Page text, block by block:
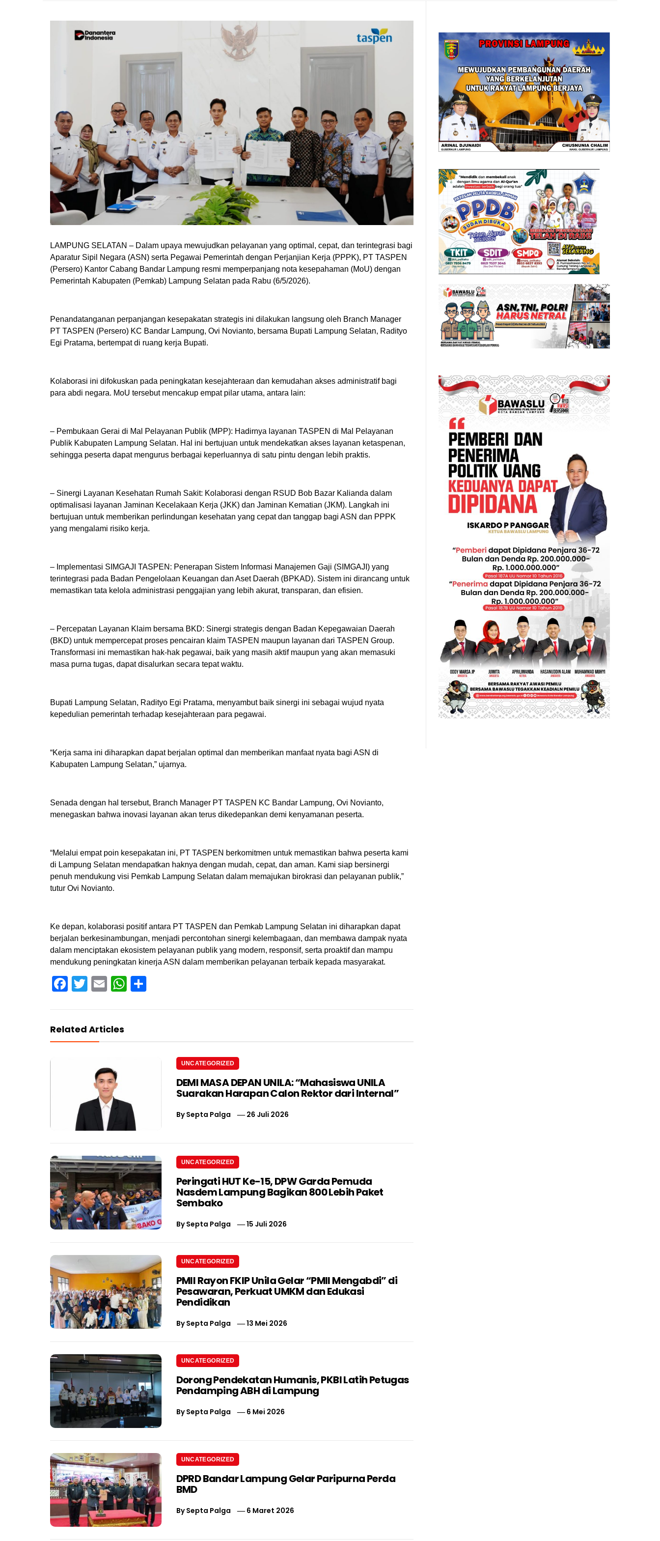
LAMPUNG SELATAN – Dalam upaya mewujudkan pelayanan yang optimal, cepat, dan terintegrasi bagi
Aparatur Sipil Negara (ASN) serta Pegawai Pemerintah dengan Perjanjian Kerja (PPPK), PT TASPEN
(Persero) Kantor Cabang Bandar Lampung resmi memperpanjang nota kesepahaman (MoU) dengan
Pemerintah Kabupaten (Pemkab) Lampung Selatan pada Rabu (6/5/2026).
Penandatanganan perpanjangan kesepakatan strategis ini dilakukan langsung oleh Branch Manager
PT TASPEN (Persero) KC Bandar Lampung, Ovi Novianto, bersama Bupati Lampung Selatan, Radityo
Egi Pratama, bertempat di ruang kerja Bupati.
Kolaborasi ini difokuskan pada peningkatan kesejahteraan dan kemudahan akses administratif bagi
para abdi negara. MoU tersebut mencakup empat pilar utama, antara lain:
– Pembukaan Gerai di Mal Pelayanan Publik (MPP): Hadirnya layanan TASPEN di Mal Pelayanan
Publik Kabupaten Lampung Selatan. Hal ini bertujuan untuk mendekatkan akses layanan ketaspenan,
sehingga peserta dapat mengurus berbagai keperluannya di satu pintu dengan lebih praktis.
– Sinergi Layanan Kesehatan Rumah Sakit: Kolaborasi dengan RSUD Bob Bazar Kalianda dalam
optimalisasi layanan Jaminan Kecelakaan Kerja (JKK) dan Jaminan Kematian (JKM). Langkah ini
bertujuan untuk memberikan perlindungan kesehatan yang cepat dan tanggap bagi ASN dan PPPK
yang mengalami risiko kerja.
– Implementasi SIMGAJI TASPEN: Penerapan Sistem Informasi Manajemen Gaji (SIMGAJI) yang
terintegrasi pada Badan Pengelolaan Keuangan dan Aset Daerah (BPKAD). Sistem ini dirancang untuk
memastikan tata kelola administrasi penggajian yang lebih akurat, transparan, dan efisien.
– Percepatan Layanan Klaim bersama BKD: Sinergi strategis dengan Badan Kepegawaian Daerah
(BKD) untuk mempercepat proses pencairan klaim TASPEN maupun layanan dari TASPEN Group.
Transformasi ini memastikan hak-hak pegawai, baik yang masih aktif maupun yang akan memasuki
masa purna tugas, dapat disalurkan secara tepat waktu.
Bupati Lampung Selatan, Radityo Egi Pratama, menyambut baik sinergi ini sebagai wujud nyata
kepedulian pemerintah terhadap kesejahteraan para pegawai.
“Kerja sama ini diharapkan dapat berjalan optimal dan memberikan manfaat nyata bagi ASN di
Kabupaten Lampung Selatan,” ujarnya.
Senada dengan hal tersebut, Branch Manager PT TASPEN KC Bandar Lampung, Ovi Novianto,
menegaskan bahwa inovasi layanan akan terus dikedepankan demi kenyamanan peserta.
“Melalui empat poin kesepakatan ini, PT TASPEN berkomitmen untuk memastikan bahwa peserta kami
di Lampung Selatan mendapatkan haknya dengan mudah, cepat, dan aman. Kami siap bersinergi
penuh mendukung visi Pemkab Lampung Selatan dalam memajukan birokrasi dan pelayanan publik,”
tutur Ovi Novianto.
Ke depan, kolaborasi positif antara PT TASPEN dan Pemkab Lampung Selatan ini diharapkan dapat
berjalan berkesinambungan, menjadi percontohan sinergi kelembagaan, dan membawa dampak nyata
dalam menciptakan ekosistem pelayanan publik yang modern, responsif, serta proaktif dan mampu
mendukung peningkatan kinerja ASN dalam memberikan pelayanan terbaik kepada masyarakat.
Facebook
Twitter
EmailWhatsApp
Related Articles
UNCATEGORIZED
DEMI MASA DEPAN UNILA: “Mahasiswa UNILA
Suarakan Harapan Calon Rektor dari Internal”
BySepta Palga 26 Juli 2026
UNCATEGORIZED
Peringati HUT Ke-15, DPW Garda Pemuda
Nasdem Lampung Bagikan 800 Lebih Paket
Sembako
BySepta Palga 15 Juli 2026
UNCATEGORIZED
PMII Rayon FKIP Unila Gelar “PMII Mengabdi” di
Pesawaran, Perkuat UMKM dan Edukasi
Pendidikan
BySepta Palga 13 Mei 2026
UNCATEGORIZED
Dorong Pendekatan Humanis, PKBI Latih Petugas
Pendamping ABH di Lampung
BySepta Palga 6 Mei 2026
UNCATEGORIZED
DPRD Bandar Lampung Gelar Paripurna Perda
BMD
BySepta Palga 6 Maret 2026